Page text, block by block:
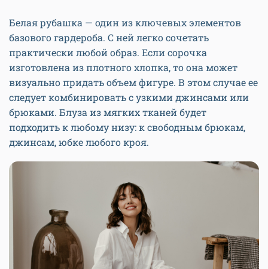
Белая рубашка — один из ключевых элементов
базового гардероба. С ней легко сочетать
практически любой образ. Если сорочка
изготовлена из плотного хлопка, то она может
визуально придать объем фигуре. В этом случае ее
следует комбинировать с узкими джинсами или
брюками. Блуза из мягких тканей будет
подходить к любому низу: к свободным брюкам,
джинсам, юбке любого кроя.